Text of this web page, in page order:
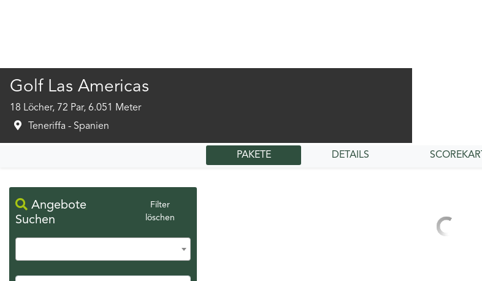
Golf Las Americas
18 Löcher, 72 Par, 6.051 Meter
Teneriffa - Spanien
PAKETE DETAILS
Angebote
Suchen
Filter
löschen